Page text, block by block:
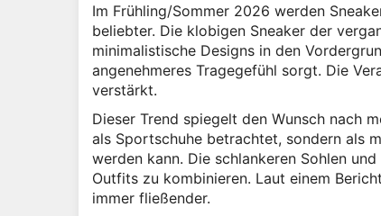
Im Frühling/Sommer 2026 werden
beliebter. Die klobigen Sneaker der
minimalistische Designs in den
angenehmeres Tragegefühl sorgt. Die
verstärkt.
Dieser Trend spiegelt den Wunsch nach
als Sportschuhe betrachtet, sondern als
werden kann. Die schlankeren Sohlen
Outfits zu kombinieren. Laut einem
immer fließender.